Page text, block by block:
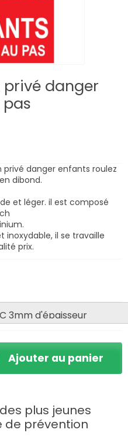
privé danger
danger enfants roulez
dibond.
et léger. il est composé
il se travaille
prix.
Ajouter au panier
plus jeunes
de prévention